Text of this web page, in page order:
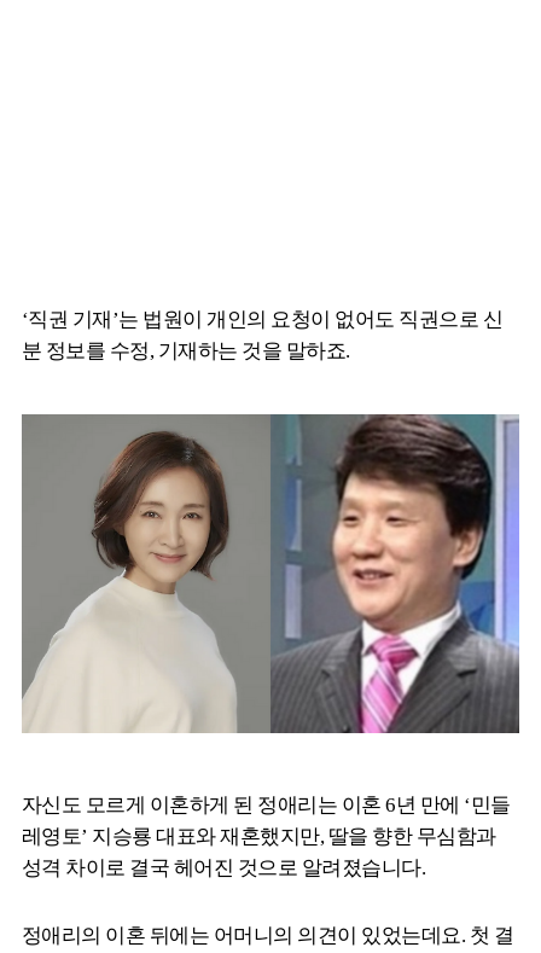
‘직권 기재’는 법원이 개인의 요청이 없어도 직권으로 신
분 정보를 수정, 기재하는 것을 말하죠.
자신도 모르게 이혼하게 된 정애리는 이혼 6년 만에 ‘민들
레영토’ 지승룡 대표와 재혼했지만, 딸을 향한 무심함과
성격 차이로 결국 헤어진 것으로 알려졌습니다.
정애리의 이혼 뒤에는 어머니의 의견이 있었는데요. 첫 결